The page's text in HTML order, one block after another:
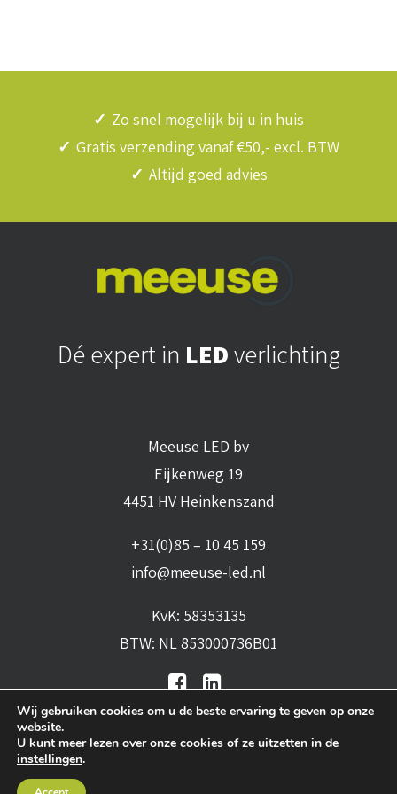
✓ Zo snel mogelijk bij u in huis
✓ Gratis verzending vanaf €50,- excl. BTW
✓ Altijd goed advies
Dé expert in LEDverlichting
Meeuse LED bv
Eijkenweg 19
4451 HV Heinkenszand
+31(0)85 – 10 45 159
info@meeuse-led.nl
KvK: 58353135
BTW: NL 853000736B01
Wij gebruiken cookies om u de beste ervaring te geven op onze
website.
U kunt meer lezen over onze cookies of ze uitzetten in de
instellingen.